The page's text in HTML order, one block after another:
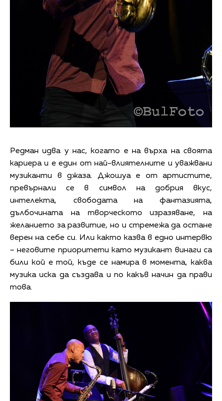
Редман идва у нас, когато е на върха на своята
кариера и е един от най-влиятелните и уважвани
музиканти в джаза. Джошуа е от артистите,
превърнали се в символ на добрия вкус,
интелекта, свободата на фантазията,
дълбочината на творческото изразяване, на
желанието за развитие, но и стремежа да остане
верен на себе си. Или както казва в едно интервю
– неговите приоритети като музикант винаги са
били кой е той, къде се намира в момента, каква
музика иска да създава и по какъв начин да прави
това.